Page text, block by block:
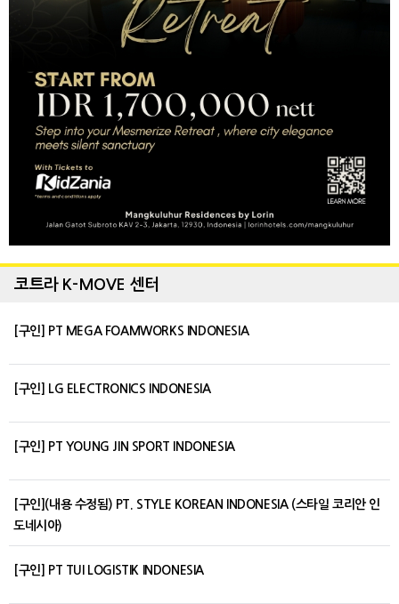
코트라 K-MOVE 센터
[구인] PT MEGA FOAMWORKS INDONESIA
[구인] LG ELECTRONICS INDONESIA
[구인] PT YOUNG JIN SPORT INDONESIA
[구인](내용 수정됨) PT. STYLE KOREAN INDONESIA (스타일 코리안 인
도네시아)
[구인] PT TUI LOGISTIK INDONESIA